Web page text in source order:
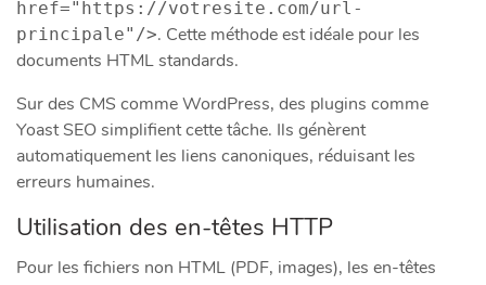
href="https://votresite.com/url-
principale"/>. Cette méthode est idéale pour les
documents HTML standards.
Sur des CMS comme WordPress, des plugins comme
Yoast SEO simplifient cette tâche. Ils génèrent
automatiquement les liens canoniques, réduisant les
erreurs humaines.
Utilisation des en-têtes HTTP
Pour les fichiers non HTML (PDF, images), les en-têtes